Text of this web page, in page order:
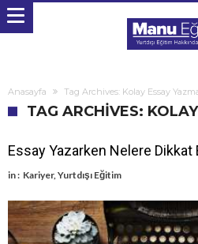
Anasayfa Tag Archives: Kolay Essay
TAG ARCHIVES:
Essay Yazarken Nelere Dikkat
in : Kariyer,Yurtdışı Eğitim